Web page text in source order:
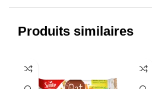
Produits similaires